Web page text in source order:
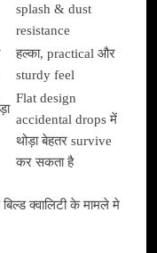
splash & dust
resistance
हल्का, practical और
sturdy feel
Flat design
accidental drops में
थोड़ा बेहतर survive
कर सकता है
क्वालिटी के मामले मे